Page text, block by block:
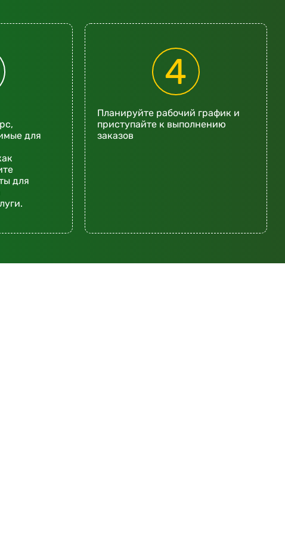
для
для
4
Планируйте рабочий график и
приступайте к выполнению
заказов